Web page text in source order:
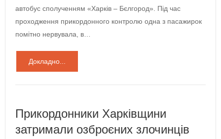
автобус сполученням «Харків – Бєлгород». Під час
проходження прикордонного контролю одна з пасажирок
помітно нервувала, в…
Докладно...
Прикордонники Харківщини
затримали озброєних злочинців